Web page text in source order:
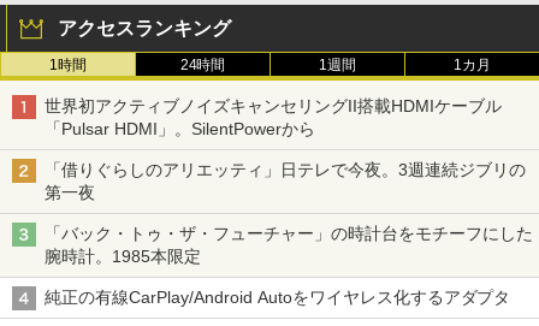
アクセスランキング
1時間 24時間 1週間 1カ月
世界初アクティブノイズキャンセリングII搭載HDMIケーブル
「Pulsar HDMI」。SilentPowerから
「借りぐらしのアリエッティ」日テレで今夜。3週連続ジブリの
第一夜
「バック・トゥ・ザ・フューチャー」の時計台をモチーフにした
腕時計。1985本限定
純正の有線CarPlay/Android Autoをワイヤレス化するアダプタ